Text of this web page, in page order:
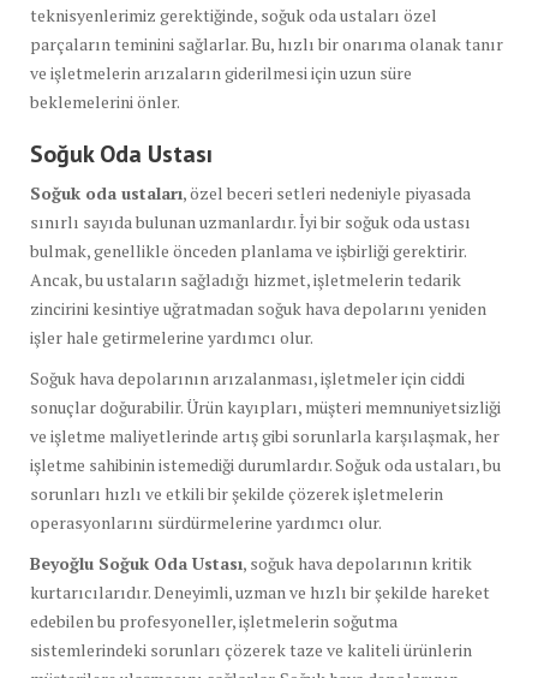
teknisyenlerimiz gerektiğinde, soğuk oda ustaları özel
parçaların teminini sağlarlar. Bu, hızlı bir onarıma olanak tanır
ve işletmelerin arızaların giderilmesi için uzun süre
beklemelerini önler.
Soğuk Oda Ustası
Soğuk oda ustaları, özel beceri setleri nedeniyle piyasada
sınırlı sayıda bulunan uzmanlardır. İyi bir soğuk oda ustası
bulmak, genellikle önceden planlama ve işbirliği gerektirir.
Ancak, bu ustaların sağladığı hizmet, işletmelerin tedarik
zincirini kesintiye uğratmadan soğuk hava depolarını yeniden
işler hale getirmelerine yardımcı olur.
Soğuk hava depolarının arızalanması, işletmeler için ciddi
sonuçlar doğurabilir. Ürün kayıpları, müşteri memnuniyetsizliği
ve işletme maliyetlerinde artış gibi sorunlarla karşılaşmak, her
işletme sahibinin istemediği durumlardır. Soğuk oda ustaları, bu
sorunları hızlı ve etkili bir şekilde çözerek işletmelerin
operasyonlarını sürdürmelerine yardımcı olur.
Beyoğlu Soğuk Oda Ustası, soğuk hava depolarının kritik
kurtarıcılarıdır. Deneyimli, uzman ve hızlı bir şekilde hareket
edebilen bu profesyoneller, işletmelerin soğutma
sistemlerindeki sorunları çözerek taze ve kaliteli ürünlerin